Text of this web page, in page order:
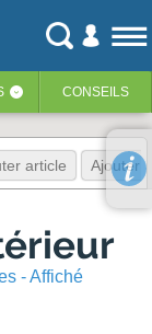
‹ CONSEILS
article Ajouter
- Affiché